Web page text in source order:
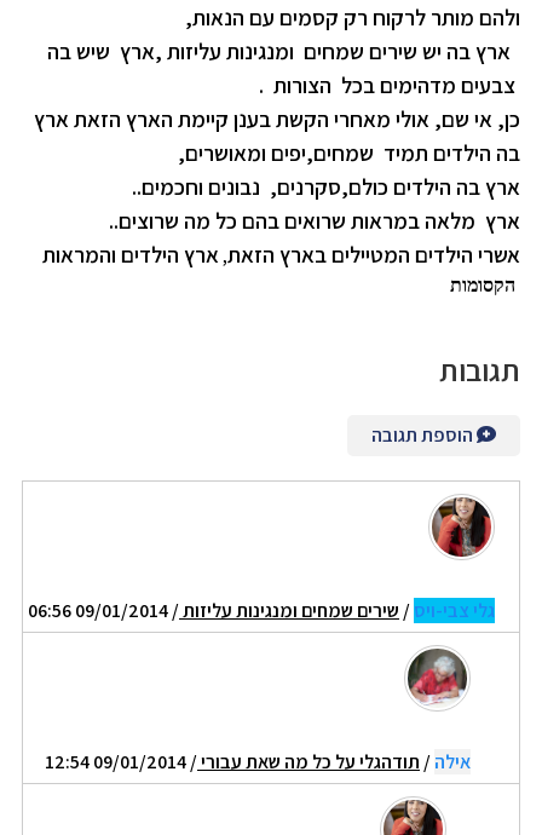
ולהם מותר לרקוח רק קסמים עם הנאות,
ארץ בה יש שירים שמחים ומנגינות עליזות ,ארץ שיש בה
צבעים מדהימים בכל הצורות .
כן, אי שם, אולי מאחרי הקשת בענן קיימת הארץ הזאת ארץ
בה הילדים תמיד שמחים,יפים ומאושרים,
ארץ בה הילדים כולם,סקרנים, נבונים וחכמים..
ארץ מלאה במראות שרואים בהם כל מה שרוצים..
אשרי הילדים המטיילים בארץ הזאת,ארץ הילדים והמראות
הקסומות
תגובות
הוספת תגובה
גלי צבי-ויס/ שירים שמחים ומנגינות עליזות/ 09/01/2014 06:56
אילה/ תודהגלי על כל מה שאת עבורי/ 09/01/2014 12:54